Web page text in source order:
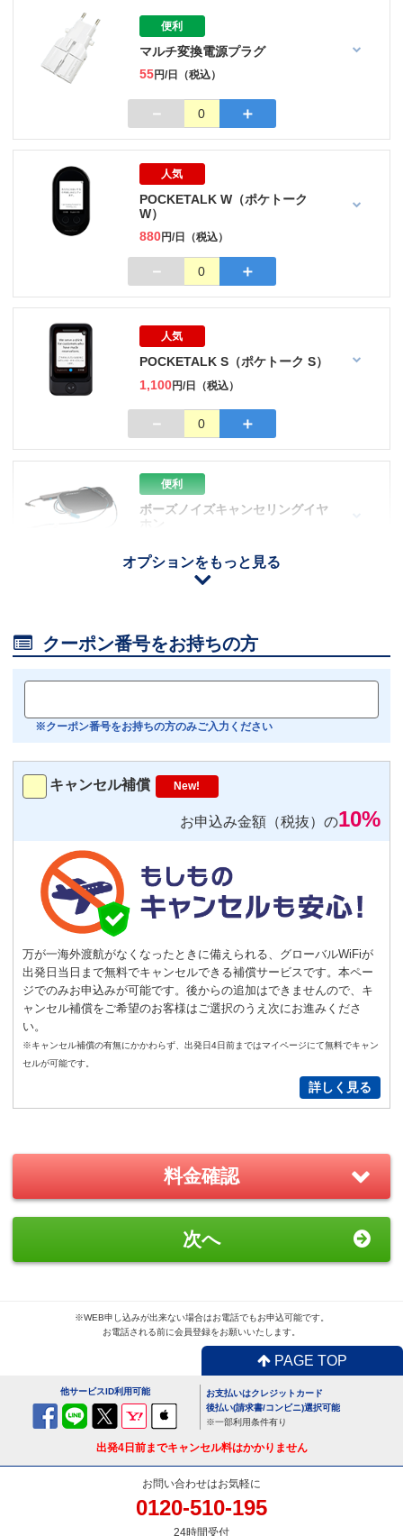
便利
マルチ変換電源プラグ
55円/日（税込）
－ 0 ＋
人気
POCKETALK W（ポケトーク
W）
880円/日（税込）
－ 0 ＋
人気
POCKETALK S（ポケトーク S）
1,100円/日（税込）
－ 0 ＋
オプションをもっと見る
便利
ボーズノイズキャンセリングイヤ
ホン
－
おすすめ
Bluetoothイヤホン対応
トランスミッター
－ 0
気圧コントロール機能付き耳栓
1,540円（税込）/個
通常
Sサイズ － 0 ＋
New!
おすすめ
ルセット
1,870円/日（税込）
USBx4ポートACアダプター
110円/日（税込）
－ 0 ＋
便利
 クーポン番号をお持ちの方
※クーポン番号をお持ちの方のみご入力ください
キャンセル補償 New!
お申込み金額（税抜）の10%
万が一海外渡航がなくなったときに備えられる、グローバルWiFiが
出発日当日まで無料でキャンセルできる補償サービスです。本ペー
ジでのみお申込みが可能です。後からの追加はできませんので、キ
ャンセル補償をご希望のお客様はご選択のうえ次にお進みくださ
い。
※キャンセル補償の有無にかかわらず、出発日4日前まではマイページにて無料でキャン
セルが可能です。
詳しく見る
料金確認
次へ
※WEB申し込みが出来ない場合はお電話でもお申込可能です。
お電話される前に会員登録をお願いいたします。
PAGE TOP
他サービスID利用可能
お支払いはクレジットカード
後払い(請求書/コンビニ)選択可能
※一部利用条件有り
出発4日前までキャンセル料はかかりません
お問い合わせはお気軽に
0120-510-195
24時間受付